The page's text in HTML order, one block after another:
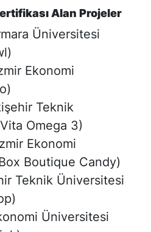
Alan Projeler
Üniversitesi
Ekonomi
Teknik
Omega 3)
Ekonomi
Boutique Candy)
Teknik Üniversitesi
Üniversitesi